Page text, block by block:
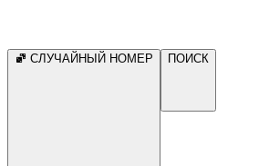
СЛУЧАЙНЫЙ НОМЕР ПОИСК